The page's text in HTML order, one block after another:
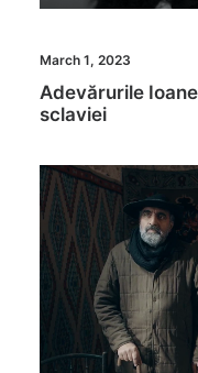
March 1, 2023
Adevărurile
sclaviei